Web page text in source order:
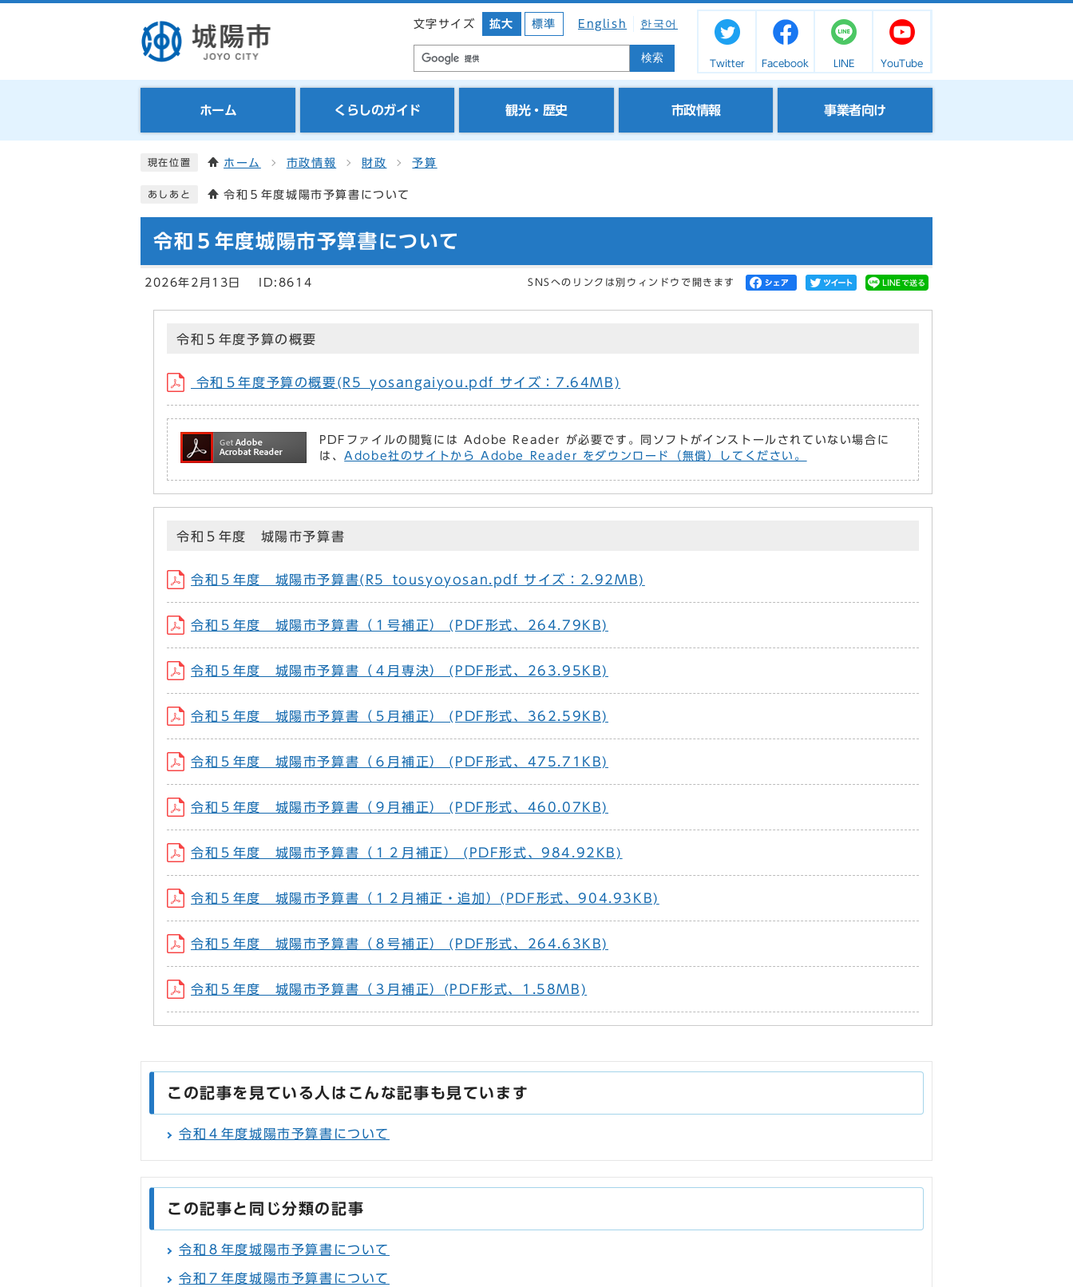
文字サイズ 拡大 標準 English 한국어
検索 Twitter Facebook LINE YouTube
ホーム くらしのガイド 観光・歴史 市政情報 事業者向け
現在位置 ホーム 市政情報 財政 予算
あしあと 令和５年度城陽市予算書について
令和５年度城陽市予算書について
2026年2月13日 ID:8614 SNSへのリンクは別ウィンドウで開きます
令和５年度予算の概要
令和５年度予算の概要(R5_yosangaiyou.pdf サイズ：7.64MB)
PDFファイルの閲覧には Adobe Reader が必要です。同ソフトがインストールされていない場合に
は、Adobe社のサイトから Adobe Reader をダウンロード（無償）してください。
令和５年度 城陽市予算書
令和５年度 城陽市予算書(R5_tousyoyosan.pdf サイズ：2.92MB)
令和５年度 城陽市予算書（１号補正） (PDF形式、264.79KB)
令和５年度 城陽市予算書（４月専決） (PDF形式、263.95KB)
令和５年度 城陽市予算書（５月補正） (PDF形式、362.59KB)
令和５年度 城陽市予算書（６月補正） (PDF形式、475.71KB)
令和５年度 城陽市予算書（９月補正） (PDF形式、460.07KB)
令和５年度 城陽市予算書（１２月補正） (PDF形式、984.92KB)
令和５年度 城陽市予算書（１２月補正・追加）(PDF形式、904.93KB)
令和５年度 城陽市予算書（８号補正） (PDF形式、264.63KB)
令和５年度 城陽市予算書（３月補正）(PDF形式、1.58MB)
この記事を見ている人はこんな記事も見ています
令和４年度城陽市予算書について
この記事と同じ分類の記事
令和８年度城陽市予算書について
令和７年度城陽市予算書について